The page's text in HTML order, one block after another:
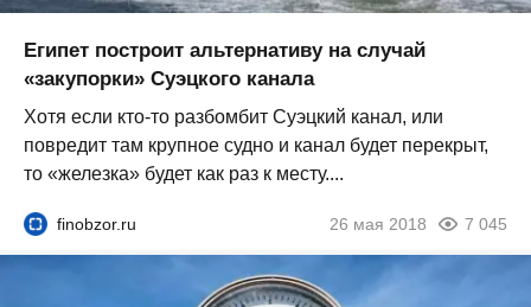
Египет построит альтернативу на случай
«закупорки» Суэцкого канала
Хотя если кто-то разбомбит Суэцкий канал, или
повредит там крупное судно и канал будет перекрыт,
то «железка» будет как раз к месту....
finobzor.ru 26 мая 2018 7 045